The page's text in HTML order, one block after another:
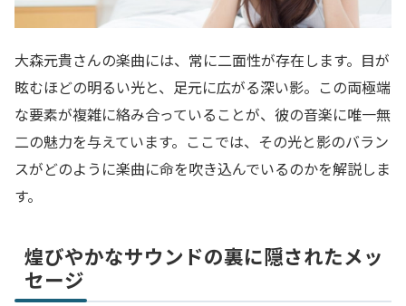
大森元貴さんの楽曲には、常に二面性が存在します。目が
眩むほどの明るい光と、足元に広がる深い影。この両極端
な要素が複雑に絡み合っていることが、彼の音楽に唯一無
二の魅力を与えています。ここでは、その光と影のバラン
スがどのように楽曲に命を吹き込んでいるのかを解説しま
す。
煌びやかなサウンドの裏に隠されたメッ
セージ